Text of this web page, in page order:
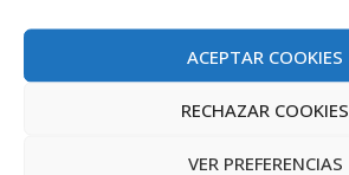
ACEPTAR COOKIES
RECHAZAR COOKIES
VER PREFERENCIAS